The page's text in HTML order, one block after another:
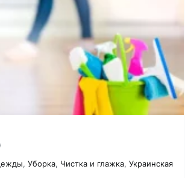
,Уборка, Чистка и глажка,Украинская